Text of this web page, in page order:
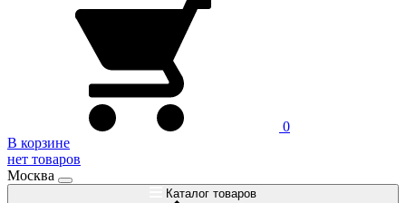
0
В корзине
нет товаров
Москва
Каталог товаров